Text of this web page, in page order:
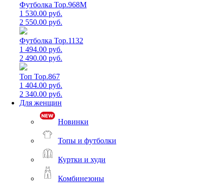
Футболка Top.968M
1 530.00 руб.
2 550.00 руб.
Футболка Top.1132
1 494.00 руб.
2 490.00 руб.
Топ Top.867
1 404.00 руб.
2 340.00 руб.
Для женщин
Новинки
Топы и футболки
Куртки и худи
Комбинезоны